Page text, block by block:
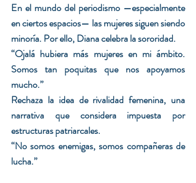
En el mundo del periodismo —especialmente
en ciertos espacios— las mujeres siguen siendo
minoría. Por ello, Diana celebra la sororidad.
“Ojalá hubiera más mujeres en mi ámbito.
Somos tan poquitas que nos apoyamos
mucho.”
Rechaza la idea de rivalidad femenina, una
narrativa que considera impuesta por
estructuras patriarcales.
“No somos enemigas, somos compañeras de
lucha.”